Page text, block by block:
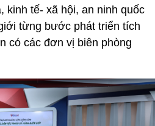
kinh tế- xã hội, an ninh quốc
từng bước phát triển tích
có các đơn vị biên phòng